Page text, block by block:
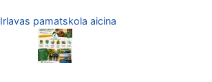
Irlavas pamatskola aicina